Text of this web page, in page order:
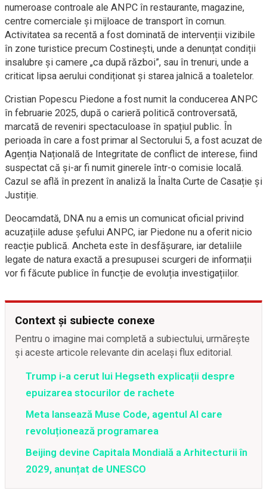
numeroase controale ale ANPC în restaurante, magazine,
centre comerciale și mijloace de transport în comun.
Activitatea sa recentă a fost dominată de intervenții vizibile
în zone turistice precum Costinești, unde a denunțat condiții
insalubre și camere „ca după război”, sau în trenuri, unde a
criticat lipsa aerului condiționat și starea jalnică a toaletelor.
Cristian Popescu Piedone a fost numit la conducerea ANPC
în februarie 2025, după o carieră politică controversată,
marcată de reveniri spectaculoase în spațiul public. În
perioada în care a fost primar al Sectorului 5, a fost acuzat de
Agenția Națională de Integritate de conflict de interese, fiind
suspectat că și-ar fi numit ginerele într-o comisie locală.
Cazul se află în prezent în analiză la Înalta Curte de Casație și
Justiție.
Deocamdată, DNA nu a emis un comunicat oficial privind
acuzațiile aduse șefului ANPC, iar Piedone nu a oferit nicio
reacție publică. Ancheta este în desfășurare, iar detaliile
legate de natura exactă a presupusei scurgeri de informații
vor fi făcute publice în funcție de evoluția investigațiilor.
Context și subiecte conexe
Pentru o imagine mai completă a subiectului, urmărește
și aceste articole relevante din același flux editorial.
Trump i-a cerut lui Hegseth explicații despre
epuizarea stocurilor de rachete
Meta lansează Muse Code, agentul AI care
revoluționează programarea
Beijing devine Capitala Mondială a Arhitecturii în
2029, anunțat de UNESCO